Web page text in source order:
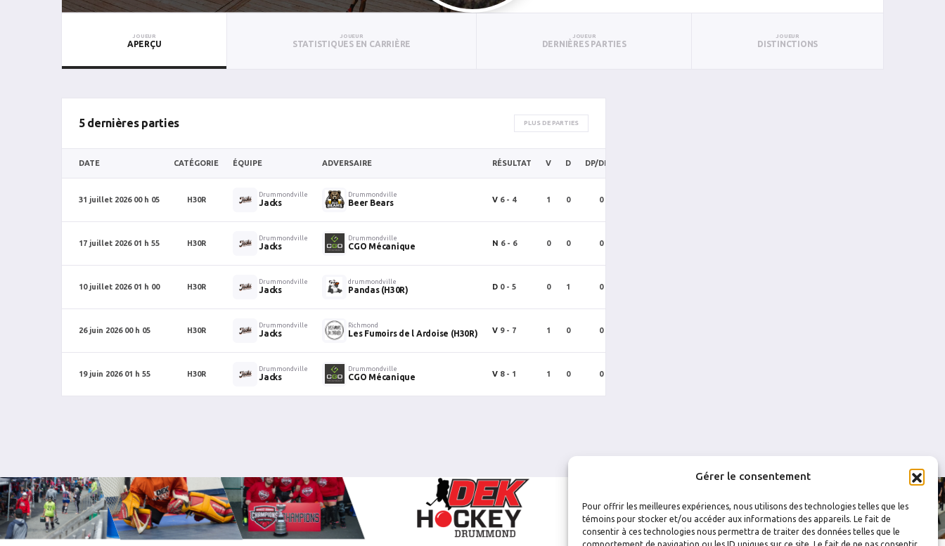
Gérer le consentement
Pour offrir les meilleures expériences, nous utilisons des technologies telles que les
témoins pour stocker et/ou accéder aux informations des appareils. Le fait de
consentir à ces technologies nous permettra de traiter des données telles que le
JOUEUR
APERÇU
JOUEUR
STATISTIQUES EN CARRIÈRE
JOUEUR
DERNIÈRES PARTIES
JOUEUR
DISTINCTIONS
5 dernières parties PLUS DE PARTIES
DATE CATÉGORIE ÉQUIPE ADVERSAIRE RÉSULTAT V D DP/DF/N
31 juillet 2026 00 h 05 H30R
Drummondville
Jacks
Drummondville
Beer Bears V 6 - 4 1 0 0
17 juillet 2026 01 h 55 H30R
Drummondville
Jacks
Drummondville
CGO Mécanique N 6 - 6 0 0 0
10 juillet 2026 01 h 00 H30R
Drummondville
Jacks
drummondville
Pandas (H30R) D 0 - 5 0 1 0
26 juin 2026 00 h 05 H30R
Drummondville
Jacks
Richmond
Les Fumoirs de l Ardoise (H30R) V 9 - 7 1 0 0
19 juin 2026 01 h 55 H30R
Drummondville
Jacks
Drummondville
CGO Mécanique V 8 - 1 1 0 0